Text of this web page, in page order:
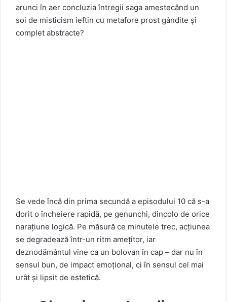
arunci în aer concluzia întregii saga amestecând un
soi de misticism ieftin cu metafore prost gândite și
complet abstracte?
Se vede încă din prima secundă a episodului 10 că s-a
dorit o încheiere rapidă, pe genunchi, dincolo de orice
narațiune logică. Pe măsură ce minutele trec, acțiunea
se degradează într-un ritm amețitor, iar
deznodământul vine ca un bolovan în cap – dar nu în
sensul bun, de impact emoțional, ci în sensul cel mai
urât și lipsit de estetică.